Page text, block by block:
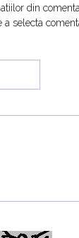
din
selecta